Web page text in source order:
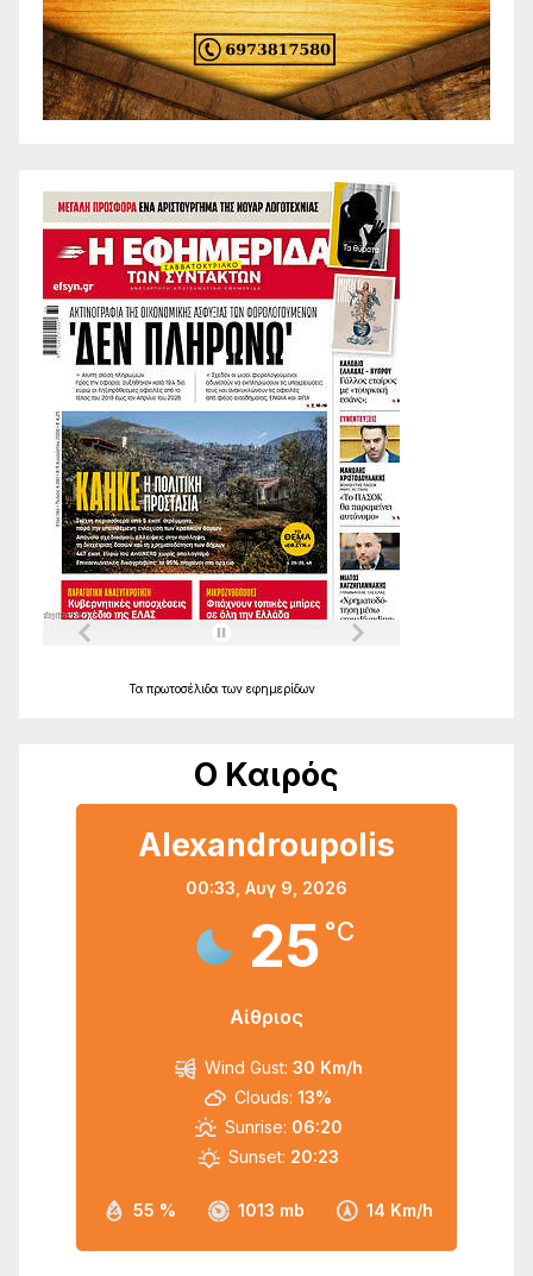
Τα πρωτοσέλιδα των εφημερίδων
Ο Καιρός
Alexandroupolis
00:33, Αυγ 9, 2026
25 °C
Αίθριος
55 % 1013 mb 14 Km/h
Wind Gust: 30 Km/h
Clouds: 13%
Sunrise: 06:20
Sunset: 20:23